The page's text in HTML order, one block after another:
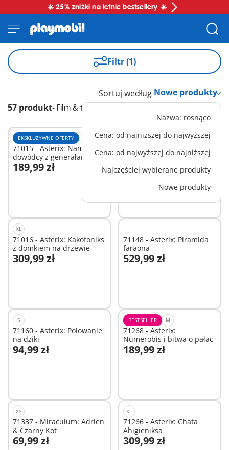
☀️ 25% zniżki na letnie bestsellery ☀️
Filtr (1)
57 produkt- Film & telewizja
Sortuj według
Nazwa: rosnąco
Cena: od najniższej do najwyższej
Cena: od najwyższej do najniższej
Najczęściej wybierane produkty
Nowe produkty
EKSKLUZYWNE OFERTY
71015 - Asterix: Namiot
dowódcy z generałami
189,99 zł
XS
70934 - Asterix: Rzymski
oddział
79,99 zł
Dodaj do koszyka
XL
71016 - Asterix: Kakofoniks
z domkiem na drzewie
309,99 zł
71148 - Asterix: Piramida
faraona
529,99 zł
S
71160 - Asterix: Polowanie
na dziki
94,99 zł
Dodaj do koszyka
BESTSELLER M
71268 - Asterix:
Numerobis i bitwa o pałac
189,99 zł
Dodaj do koszyka
XS
71337 - Miraculum: Adrien
& Czarny Kot
69,99 zł
Dodaj do koszyka
XL
71266 - Asterix: Chata
Ahigieniksa
309,99 zł
Dodaj do koszyka